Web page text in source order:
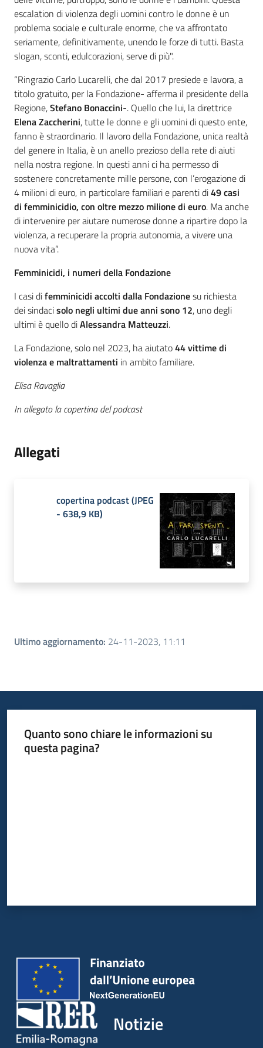
escalation di violenza degli uomini contro le donne è un
problema sociale e culturale enorme, che va affrontato
seriamente, definitivamente, unendo le forze di tutti. Basta
slogan, sconti, edulcorazioni, serve di più".
“Ringrazio Carlo Lucarelli, che dal 2017 presiede e lavora, a
titolo gratuito, per la Fondazione- afferma il presidente della
Regione,Stefano Bonaccini-. Quello che lui, la direttrice
Elena Zaccherini, tutte le donne e gli uomini di questo ente,
fanno è straordinario. Il lavoro della Fondazione, unica realtà
del genere in Italia, è un anello prezioso della rete di aiuti
nella nostra regione. In questi anni ci ha permesso di
sostenere concretamente mille persone, con l’erogazione di
4 milioni di euro, in particolare familiari e parenti di49 casi
di femminicidio, con oltre mezzo milione di euro. Ma anche
di intervenire per aiutare numerose donne a ripartire dopo la
violenza, a recuperare la propria autonomia, a vivere una
nuova vita”.
Femminicidi, i numeri della Fondazione
I casi difemminicidi accolti dalla Fondazionesu richiesta
dei sindacisolo negli ultimi due anni sono 12, uno degli
ultimi è quello diAlessandra Matteuzzi.
La Fondazione, solo nel 2023, ha aiutato44 vittime di
violenza e maltrattamenti in ambito familiare.
Elisa Ravaglia
In allegato la copertina del podcast
Allegati
copertina podcast(JPEG
- 638,9 KB)
Ultimo aggiornamento: 24-11-2023, 11:11
Quanto sono chiare le informazioni su
questa pagina?
Notizie